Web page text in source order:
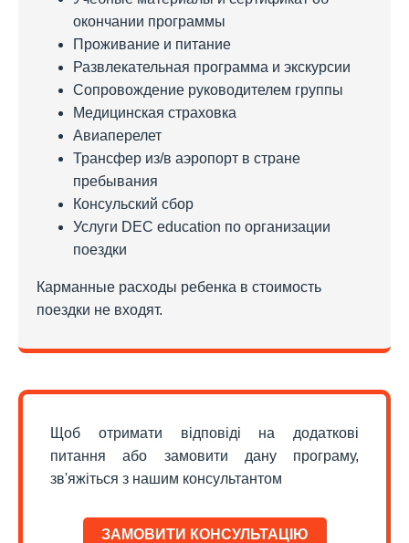
окончании программы
Проживание и питание
Развлекательная программа и экскурсии
Сопровождение руководителем группы
Медицинская страховка
Авиаперелет
Трансфер из/в аэропорт в стране
пребывания
Консульский сбор
Услуги DEC education по организации
поездки
Карманные расходы ребенка в стоимость
поездки не входят.
Щоб отримати відповіді на додаткові
питання або замовити дану програму,
зв'яжіться з нашим консультантом
ЗАМОВИТИ КОНСУЛЬТАЦІЮ